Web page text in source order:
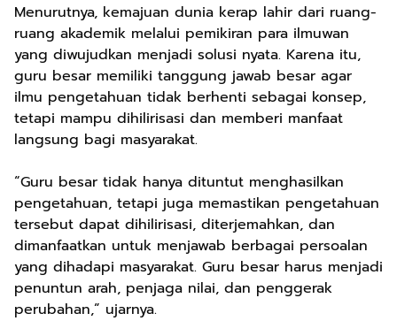
Menurutnya, kemajuan dunia kerap lahir dari ruang-
ruang akademik melalui pemikiran para ilmuwan
yang diwujudkan menjadi solusi nyata. Karena itu,
guru besar memiliki tanggung jawab besar agar
ilmu pengetahuan tidak berhenti sebagai konsep,
tetapi mampu dihilirisasi dan memberi manfaat
langsung bagi masyarakat.
“Guru besar tidak hanya dituntut menghasilkan
pengetahuan, tetapi juga memastikan pengetahuan
tersebut dapat dihilirisasi, diterjemahkan, dan
dimanfaatkan untuk menjawab berbagai persoalan
yang dihadapi masyarakat. Guru besar harus menjadi
penuntun arah, penjaga nilai, dan penggerak
perubahan,” ujarnya.